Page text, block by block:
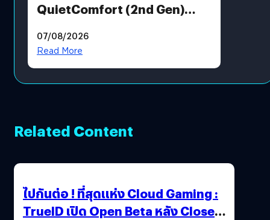
QuietComfort (2nd Gen)
07/08/2026
Read More
Related Content
ไปกันต่อ ! ที่สุดแห่ง Cloud Gaming :
TrueID เปิด Open Beta หลัง Close